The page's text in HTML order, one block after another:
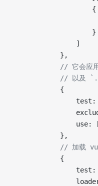
                    {
                    }
                ]
            },
// 它会应
// 以及
            {
                test:
use:
            },
// 加载
            {
                test: